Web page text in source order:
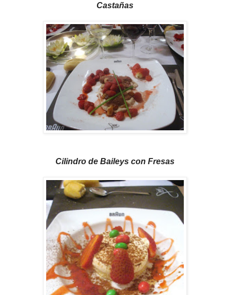
Castañas
Cilindro de Baileys con Fresas